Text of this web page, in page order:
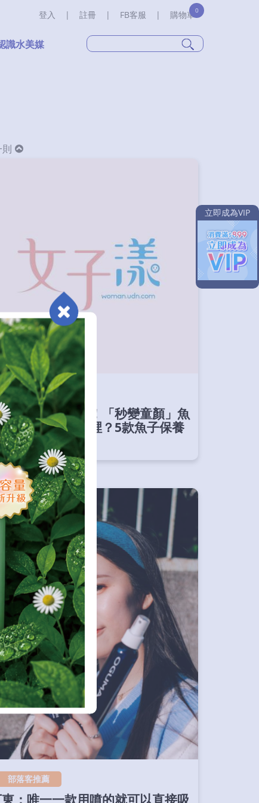
登入 | 註冊 | FB客服 | 0
購物車
識水美媒
媒體報導
部落客都在用！「秒變童顏」魚
齡保養好在哪裡？5款魚子保養
薦一次看
則
部落客推薦
：唯一一款用噴的就可以直接吸
立即成為VIP